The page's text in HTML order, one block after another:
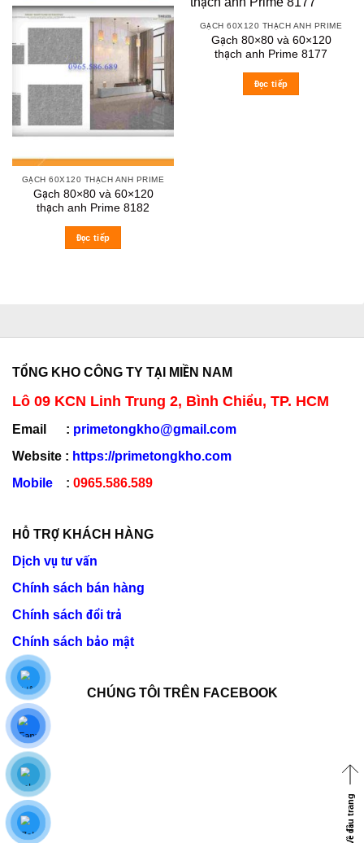
GẠCH 60X120 THẠCH ANH PRIME
Gạch 80×80 và 60×120
thạch anh Prime 8182
Đọc tiếp
GẠCH 60X120 THẠCH ANH PRIME
Gạch 80×80 và 60×120
thạch anh Prime 8177
Đọc tiếp
TỔNG KHO CÔNG TY TẠI MIỀN NAM
Lô 09 KCN Linh Trung 2, Bình Chiểu, TP. HCM
Email : primetongkho@gmail.com
Website : https://primetongkho.com
Mobile : 0965.586.589
HỖ TRỢ KHÁCH HÀNG
Dịch vụ tư vấn
Chính sách bán hàng
Chính sách đổi trả
Chính sách bảo mật
CHÚNG TÔI TRÊN FACEBOOK
Về đầu trang